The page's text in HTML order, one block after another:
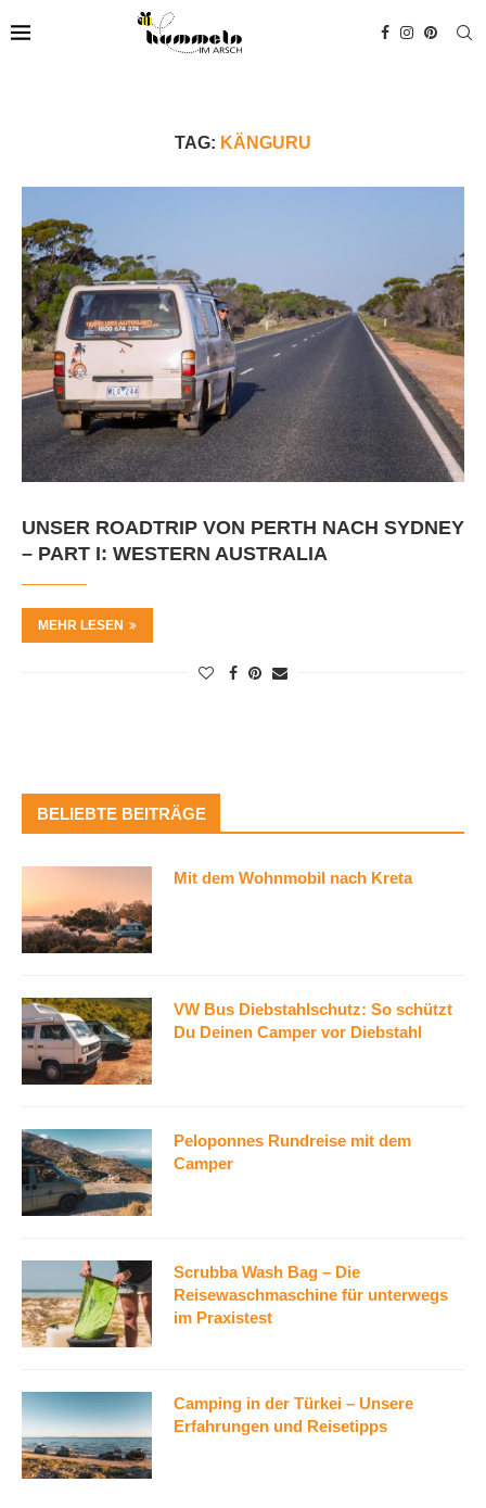
TAG: KÄNGURU
UNSER ROADTRIP VON PERTH NACH SYDNEY
– PART I: WESTERN AUSTRALIA
MEHR LESEN
BELIEBTE BEITRÄGE
Mit dem Wohnmobil nach Kreta
VW Bus Diebstahlschutz: So schützt
Du Deinen Camper vor Diebstahl
Peloponnes Rundreise mit dem
Camper
Scrubba Wash Bag – Die
Reisewaschmaschine für unterwegs
im Praxistest
Camping in der Türkei – Unsere
Erfahrungen und Reisetipps